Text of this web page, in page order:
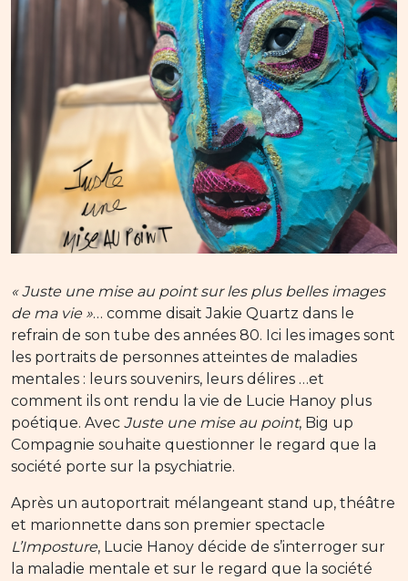
« Juste une mise au point sur les plus belles images
de ma vie »… comme disait Jakie Quartz dans le
refrain de son tube des années 80. Ici les images sont
les portraits de personnes atteintes de maladies
mentales : leurs souvenirs, leurs délires …et
comment ils ont rendu la vie de Lucie Hanoy plus
poétique. Avec Juste une mise au point, Big up
Compagnie souhaite questionner le regard que la
société porte sur la psychiatrie.
Après un autoportrait mélangeant stand up, théâtre
et marionnette dans son premier spectacle
L’Imposture, Lucie Hanoy décide de s’interroger sur
la maladie mentale et sur le regard que la société